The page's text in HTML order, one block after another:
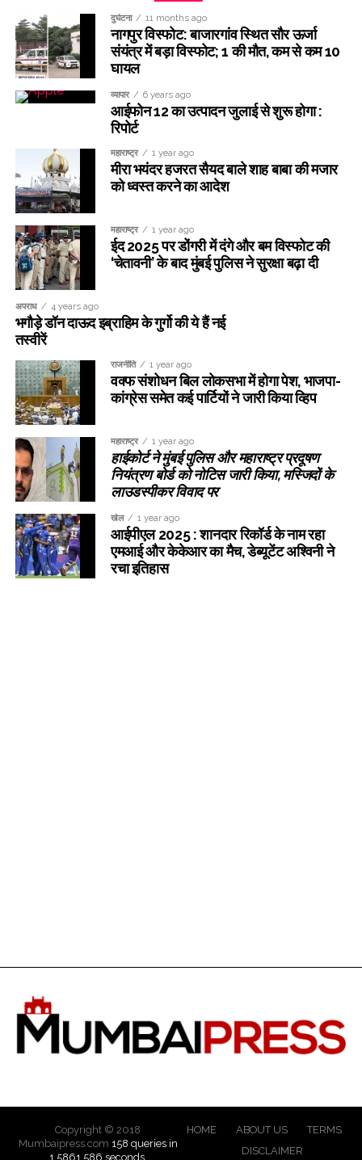
दुर्घटना 11 months ago
नागपुर विस्फोट: बाजारगांव स्थित सौर ऊर्जा
संयंत्र में बड़ा विस्फोट; 1 की मौत, कम से कम 10
घायल
व्यापार 6 years ago
आईफोन 12 का उत्पादन जुलाई से शुरू होगा :
रिपोर्ट
महाराष्ट्र 1 year ago
मीरा भयंदर हजरत सैयद बाले शाह बाबा की मजार
को ध्वस्त करने का आदेश
महाराष्ट्र 1 year ago
ईद 2025 पर डोंगरी में दंगे और बम विस्फोट की
‘चेतावनी’ के बाद मुंबई पुलिस ने सुरक्षा बढ़ा दी
अपराध 4 years ago
भगौड़े डॉन दाऊद इब्राहिम के गुर्गो की ये हैं नई
तस्वीरें
राजनीति 1 year ago
वक्फ संशोधन बिल लोकसभा में होगा पेश, भाजपा-
कांग्रेस समेत कई पार्टियों ने जारी किया व्हिप
महाराष्ट्र 1 year ago
हाईकोर्ट ने मुंबई पुलिस और महाराष्ट्र प्रदूषण
नियंत्रण बोर्ड को नोटिस जारी किया, मस्जिदों के
लाउडस्पीकर विवाद पर
खेल 1 year ago
आईपीएल 2025 : शानदार रिकॉर्ड के नाम रहा
एमआई और केकेआर का मैच, डेब्यूटेंट अश्विनी ने
रचा इतिहास
Copyright © 2018
Mumbaipress.com 158 queries in
1.5861.586 seconds.
HOME ABOUT US
TERMS
DISCLAIMER